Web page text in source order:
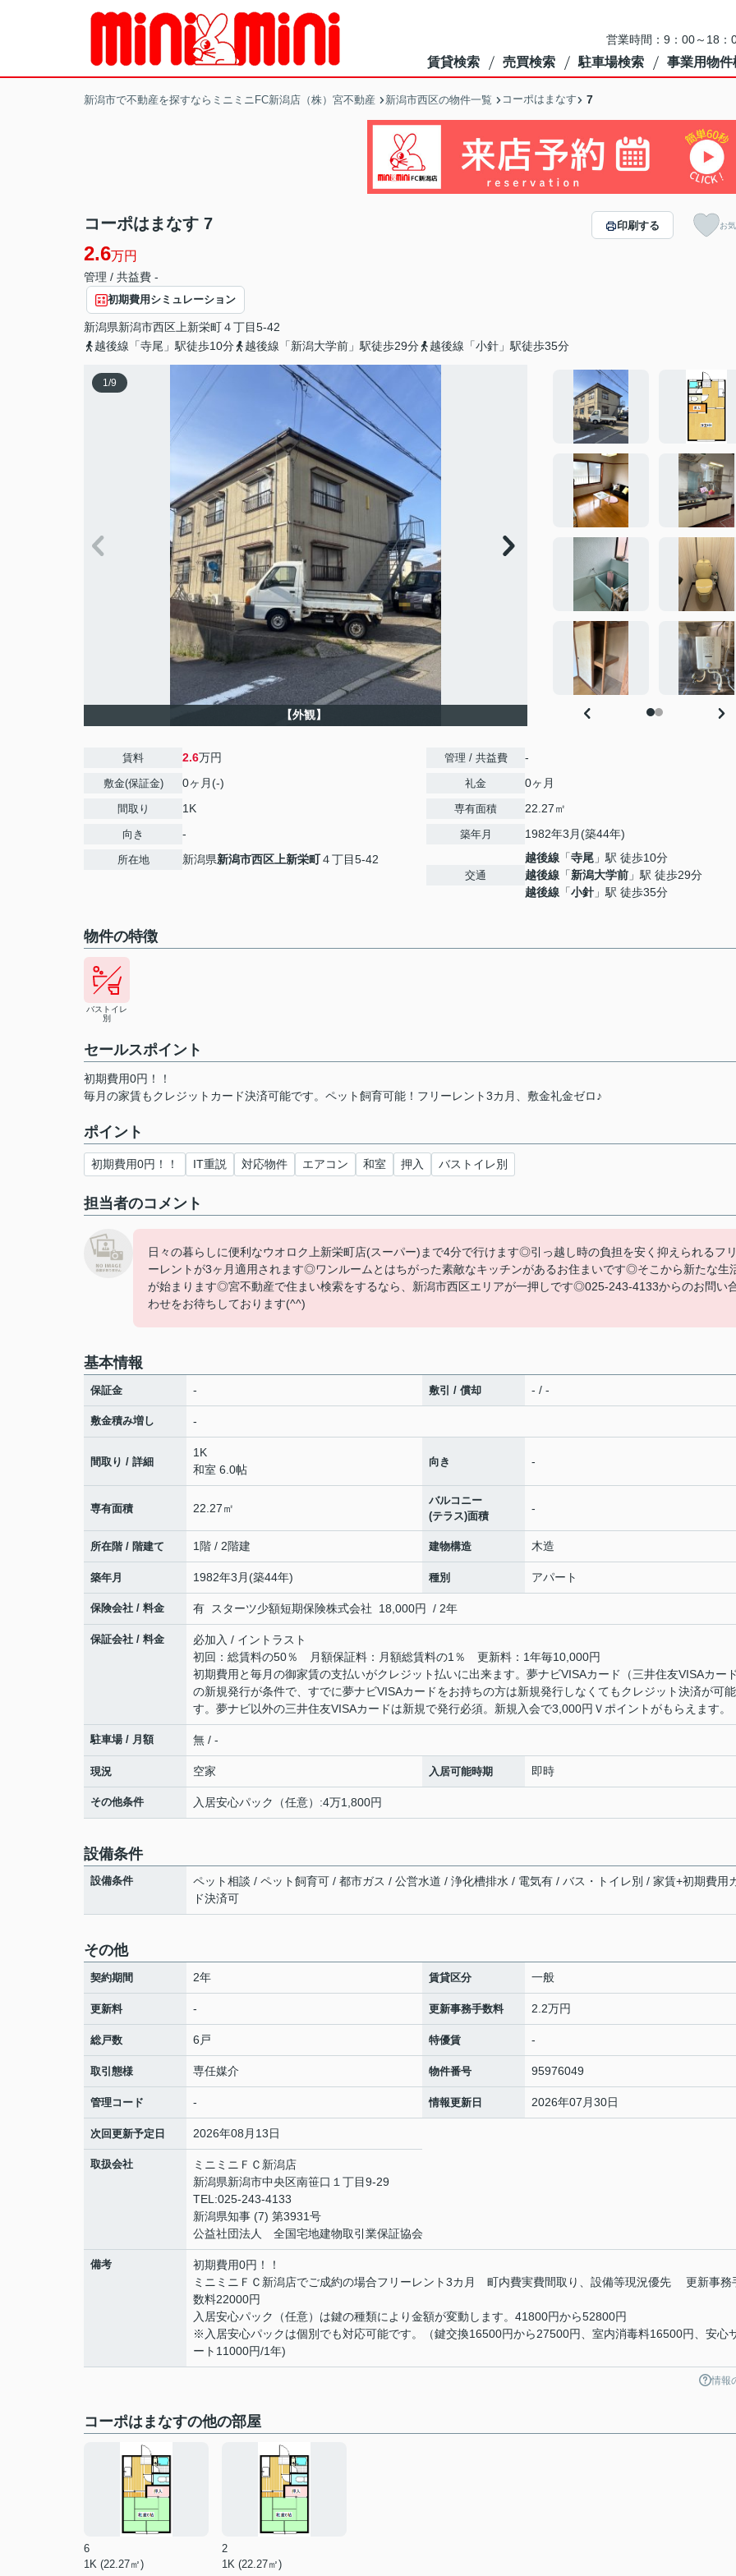
営業時間：9：00～18
賃貸検索 売買検索 駐車場検索 事業用物件
新潟市で不動産を探すならミニミニFC新潟店（株）宮不動産 新潟市西区の物件一覧 コーポはまなす 7
コーポはまなす 7
2.6万円
管理 / 共益費 -
初期費用シミュレーション
新潟県新潟市西区 上新栄町４丁目5-42
越後線「寺尾」駅徒歩10分
越後線「新潟大学前」駅徒歩29分 越後線「小針」駅徒歩35分
印刷する お
1/9
【外観】
賃料 2.6万円
敷金(保証金) 0ヶ月(-)
間取り 1K
向き -
所在地 新潟県新潟市西区 上新栄町４丁目5-42
管理 / 共益費 -
礼金 0ヶ月
専有面積 22.27㎡
築年月 1982年3月(築44年)
交通
越後線 「寺尾 」駅 徒歩10分
越後線 「新潟大学前 」駅 徒歩29分
越後線 「小針」駅 徒歩35分
物件の特徴
バストイレ
別
セールスポイント
初期費用0円！！
毎月の家賃もクレジットカード決済可能です。ペット飼育可能！フリーレント3カ月、敷金礼金ゼロ♪
ポイント
初期費用0円！！ IT重説 対応物件 エアコン 和室 押入 バストイレ別
担当者のコメント
日々の暮らしに便利なウオロク上新栄町店(スーパー)まで4分で行けます◎引っ越し時の負担を安く抑えられるフ
ーレントが3ヶ月適用されます◎ワンルームとはちがった素敵なキッチンがあるお住まいです◎そこから新たな生
が始まります◎宮不動産で住まい検索をするなら、新潟市西区エリアが一押しです◎025-243-4133からのお問い
わせをお待ちしております(^^)
基本情報
保証金 - 敷引 / 償却 - / -
敷金積み増し -
間取り / 詳細
1K
和室 6.0帖
向き -
専有面積 22.27㎡
バルコニー
(テラス)面積
-
所在階 / 階建て 1階 / 2階建 建物構造 木造
築年月 1982年3月(築44年) 種別 アパート
保険会社 / 料金 有 スターツ少額短期保険株式会社 18,000円 / 2年
保証会社 / 料金
必加入 / イントラスト
初回：総賃料の50％ 月額保証料：月額総賃料の1％ 更新料：1年毎10,000円
初期費用と毎月の御家賃の支払いがクレジット払いに出来ます。夢ナビVISAカード（三井住友VISAカー
の新規発行が条件で、すでに夢ナビVISAカードをお持ちの方は新規発行しなくてもクレジット決済が可
す。夢ナビ以外の三井住友VISAカードは新規で発行必須。新規入会で3,000円Ｖポイントがもらえます。
駐車場 / 月額 無 / -
現況 空家 入居可能時期 即時
その他条件 入居安心パック（任意）:4万1,800円
設備条件
設備条件
ペット相談 / ペット飼育可 / 都市ガス / 公営水道 / 浄化槽排水 / 電気有 / バス・トイレ別 / 家賃+初期費用
ド決済可
その他
契約期間 2年 賃貸区分 一般
更新料 - 更新事務手数料 2.2万円
総戸数 6戸 特優賃 -
取引態様 専任媒介 物件番号 95976049
管理コード - 情報更新日 2026年07月30日
次回更新予定日 2026年08月13日
取扱会社
ミニミニＦＣ新潟店
新潟県新潟市中央区南笹口１丁目9-29
TEL:025-243-4133
新潟県知事 (7) 第3931号
公益社団法人 全国宅地建物取引業保証協会
備考
初期費用0円！！
ミニミニＦＣ新潟店でご成約の場合フリーレント3カ月 町内費実費間取り、設備等現況優先 更新事務
数料22000円
入居安心パック（任意）は鍵の種類により金額が変動します。41800円から52800円
※入居安心パックは個別でも対応可能です。（鍵交換16500円から27500円、室内消毒料16500円、安心
ート11000円/1年)
情報
コーポはまなすの他の部屋
6
1K (22.27㎡)
2
1K (22.27㎡)